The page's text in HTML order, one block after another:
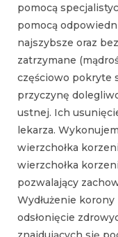
pomocą
pomocą
najszybsze oraz
zatrzymane
częściowo pokryte
przyczynę
ustnej. Ich
lekarza.
wierzchołka
wierzchołka
pozwalający
Wydłużenie
odsłonięcie